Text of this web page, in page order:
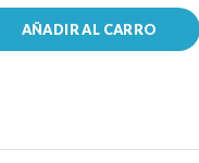
AÑADIR AL CARRO